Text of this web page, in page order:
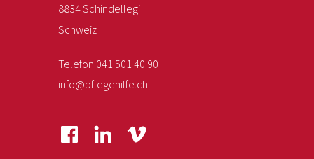
8834 Schindellegi
Schweiz
Telefon 041 501 40 90
info@pflegehilfe.ch